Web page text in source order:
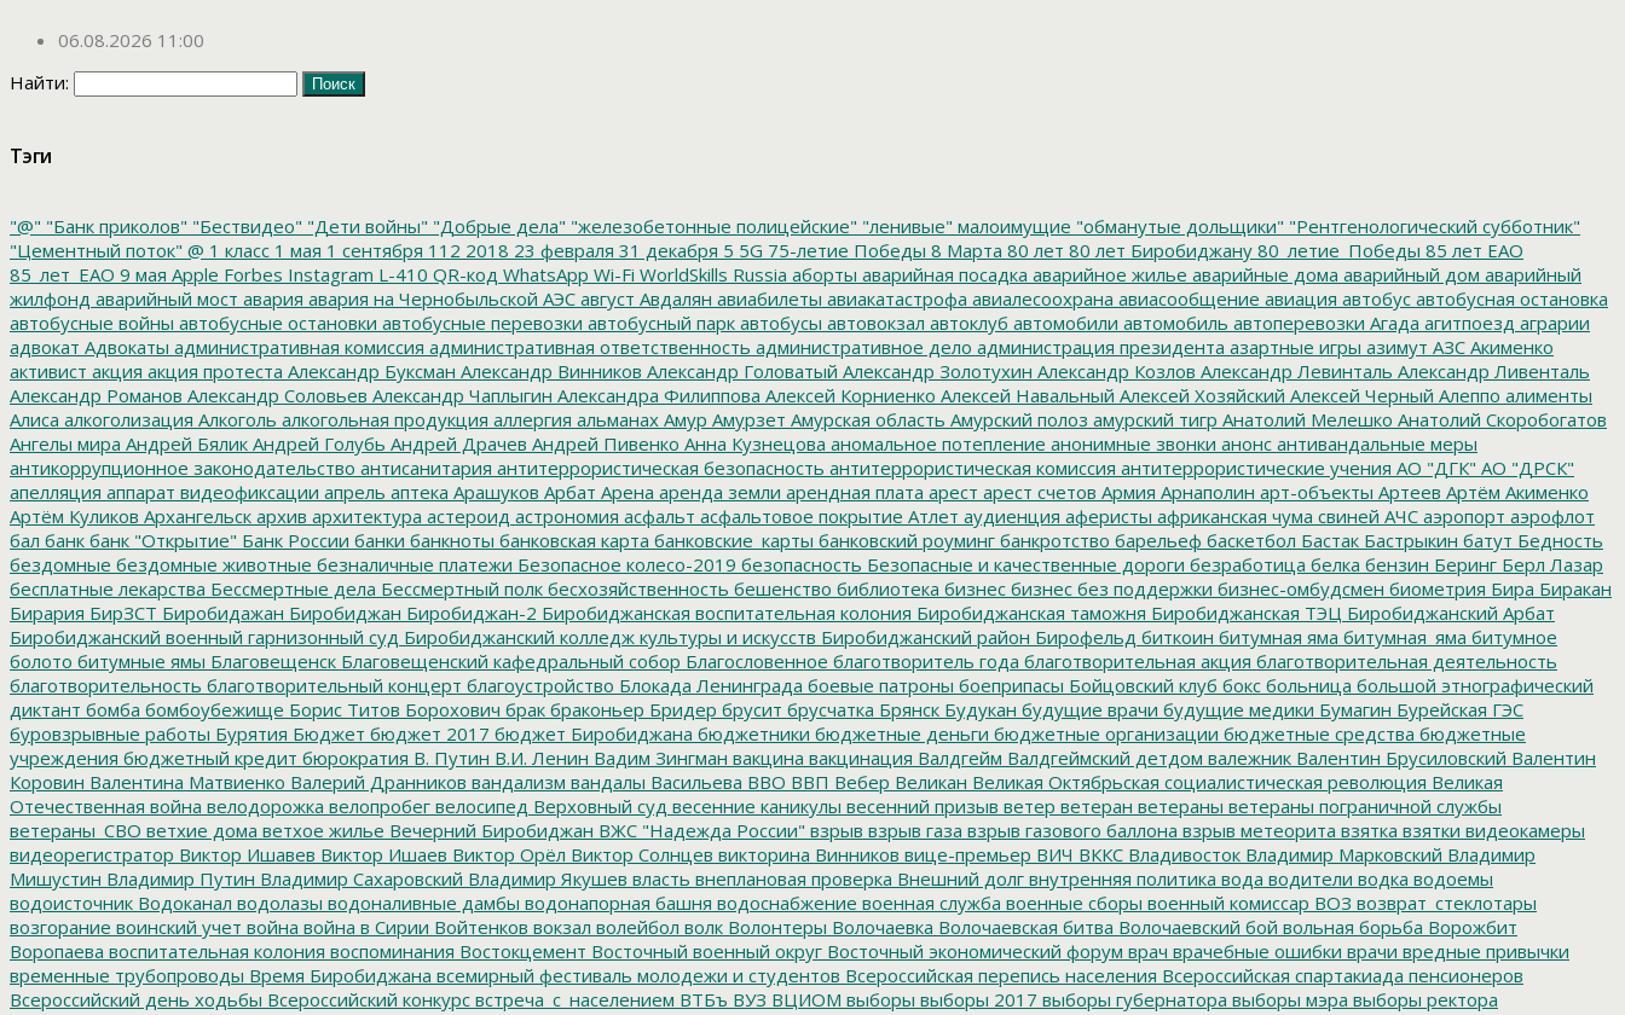
06.08.2026 11:00
Найти:
Тэги
"@" "Банк приколов" "Бествидео" "Дети войны" "Добрые дела" "железобетонные полицейские" "ленивые" малоимущие "обманутые дольщики" "Рентгенологический субботник"
"Цементный поток" @ 1 класс 1 мая 1 сентября 112 2018 23 февраля 31 декабря 5 5G 75-летие Победы 8 Марта 80 лет 80 лет Биробиджану 80_летие_Победы 85 лет ЕАО
85_лет_ЕАО 9 мая Apple Forbes Instagram L-410 QR-код WhatsApp Wi-Fi WorldSkills Russia аборты аварийная посадка аварийное жилье аварийные дома аварийный дом аварийный
жилфонд аварийный мост авария авария на Чернобыльской АЭС август Авдалян авиабилеты авиакатастрофа авиалесоохрана авиасообщение авиация автобус автобусная остановка
автобусные войны автобусные остановки автобусные перевозки автобусный парк автобусы автовокзал автоклуб автомобили автомобиль автоперевозки Агада агитпоезд аграрии
адвокат Адвокаты административная комиссия административная ответственность административное дело администрация президента азартные игры азимут АЗС Акименко
активист акция акция протеста Александр Буксман Александр Винников Александр Головатый Александр Золотухин Александр Козлов Александр Левинталь Александр Ливенталь
Александр Романов Александр Соловьев Александр Чаплыгин Александра Филиппова Алексей Корниенко Алексей Навальный Алексей Хозяйский Алексей Черный Алеппо алименты
Алиса алкоголизация Алкоголь алкогольная продукция аллергия альманах Амур Амурзет Амурская область Амурский полоз амурский тигр Анатолий Мелешко Анатолий Скоробогатов
Ангелы мира Андрей Бялик Андрей Голубь Андрей Драчев Андрей Пивенко Анна Кузнецова аномальное потепление анонимные звонки анонс антивандальные меры
антикоррупционное законодательство антисанитария антитеррористическая безопасность антитеррористическая комиссия антитеррористические учения АО "ДГК" АО "ДРСК"
апелляция аппарат видеофиксации апрель аптека Арашуков Арбат Арена аренда земли арендная плата арест арест счетов Армия Арнаполин арт-объекты Артеев Артём Акименко
Артём Куликов Архангельск архив архитектура астероид астрономия асфальт асфальтовое покрытие Атлет аудиенция аферисты африканская чума свиней АЧС аэропорт аэрофлот
бал банк банк "Открытие" Банк России банки банкноты банковская карта банковские_карты банковский роуминг банкротство барельеф баскетбол Бастак Бастрыкин батут Бедность
бездомные бездомные животные безналичные платежи Безопасное колесо-2019 безопасность Безопасные и качественные дороги безработица белка бензин Беринг Берл Лазар
бесплатные лекарства Бессмертные дела Бессмертный полк бесхозяйственность бешенство библиотека бизнес бизнес без поддержки бизнес-омбудсмен биометрия Бира Биракан
Бирария БирЗСТ Биробидажан Биробиджан Биробиджан-2 Биробиджанская воспитательная колония Биробиджанская таможня Биробиджанская ТЭЦ Биробиджанский Арбат
Биробиджанский военный гарнизонный суд Биробиджанский колледж культуры и искусств Биробиджанский район Бирофельд биткоин битумная яма битумная_яма битумное
болото битумные ямы Благовещенск Благовещенский кафедральный собор Благословенное благотворитель года благотворительная акция благотворительная деятельность
благотворительность благотворительный концерт благоустройство Блокада Ленинграда боевые патроны боеприпасы Бойцовский клуб бокс больница большой этнографический
диктант бомба бомбоубежище Борис Титов Борохович брак браконьер Бридер брусит брусчатка Брянск Будукан будущие врачи будущие медики Бумагин Бурейская ГЭС
буровзрывные работы Бурятия Бюджет бюджет 2017 бюджет Биробиджана бюджетники бюджетные деньги бюджетные организации бюджетные средства бюджетные
учреждения бюджетный кредит бюрократия В. Путин В.И. Ленин Вадим Зингман вакцина вакцинация Валдгейм Валдгеймский детдом валежник Валентин Брусиловский Валентин
Коровин Валентина Матвиенко Валерий Дранников вандализм вандалы Васильева ВВО ВВП Вебер Великан Великая Октябрьская социалистическая революция Великая
Отечественная война велодорожка велопробег велосипед Верховный суд весенние каникулы весенний призыв ветер ветеран ветераны ветераны пограничной службы
ветераны_СВО ветхие дома ветхое жилье Вечерний Биробиджан ВЖС "Надежда России" взрыв взрыв газа взрыв газового баллона взрыв метеорита взятка взятки видеокамеры
видеорегистратор Виктор Ишавев Виктор Ишаев Виктор Орёл Виктор Солнцев викторина Винников вице-премьер ВИЧ ВККС Владивосток Владимир Марковский Владимир
Мишустин Владимир Путин Владимир Сахаровский Владимир Якушев власть внеплановая проверка Внешний долг внутренняя политика вода водители водка водоемы
водоисточник Водоканал водолазы водоналивные дамбы водонапорная башня водоснабжение военная служба военные сборы военный комиссар ВОЗ возврат_стеклотары
возгорание воинский учет война война в Сирии Войтенков вокзал волейбол волк Волонтеры Волочаевка Волочаевская битва Волочаевский бой вольная борьба Ворожбит
Воропаева воспитательная колония воспоминания Востокцемент Восточный военный округ Восточный экономический форум врач врачебные ошибки врачи вредные привычки
временные трубопроводы Время Биробиджана всемирный фестиваль молодежи и студентов Всероссийская перепись населения Всероссийская спартакиада пенсионеров
Всероссийский день ходьбы Всероссийский конкурс встреча_с_населением ВТБъ ВУЗ ВЦИОМ выборы выборы 2017 выборы губернатора выборы мэра выборы ректора